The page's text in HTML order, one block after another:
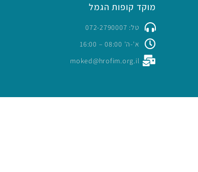
מוקד קופות הגמל
טל: 072-2790007
א'-ה' 08:00 – 16:00
moked@hrofim.org.il